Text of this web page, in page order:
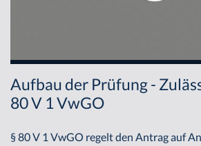
Aufbau der Prüfung -
80 V 1 VwGO
§ 80 V 1 VwGO regelt den Antrag auf